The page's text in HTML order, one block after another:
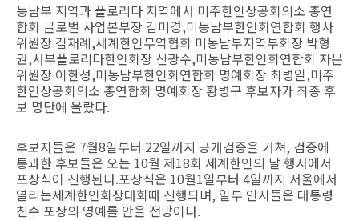
동남부 지역과 플로리다 지역에서 미주한인상공회의소 총연
합회 글로벌 사업본부장 김미경,미동남부한인회연합회 행사
위원장 김재례,세계한인무역협회 미동남부지역부회장 박형
권,서부플로리다한인회장 신광수,미동남부한인회연합회 자문
위원장 이한성,미동남부한인회연합회 명예회장 최병일,미주
한인상공회의소 총연합회 명예회장 황병구 후보자가 최종 후
보 명단에 올랐다.
후보자들은 7월8일부터 22일까지 공개검증을 거쳐, 검증에
통과한 후보들은 오는 10월 제18회 세계한인의 날 행사에서
포상식이 진행된다.포상식은 10월1일부터 4일까지 서울에서
열리는세계한인회장대회때 진행되며, 일부 인사들은 대통령
친수 포상의 영예를 안을 전망이다.